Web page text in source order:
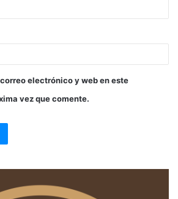
electrónico y web en este
vez que comente.